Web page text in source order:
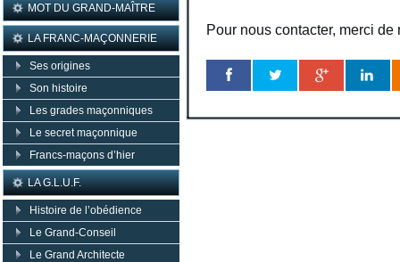
MOT DU GRAND-MAÎTRE
LA FRANC-MAÇONNERIE
Ses origines
Son histoire
Les grades maçonniques
Le secret maçonnique
Francs-maçons d’hier
LA G.L.U.F.
Histoire de l’obédience
Le Grand-Conseil
Le Grand Architecte
Pour nous contacter, merci